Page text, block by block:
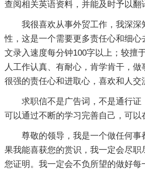
查阅相关英语资料，并能及时予以翻
我很喜欢从事外贸工作，我深深
性，这是一个需要更多责任心和细心
文录入速度每分钟100字以上；较擅
人工作认真、有耐心，肯学肯干，
很强的责任心和进取心，喜欢和人交
求职信不是广告词，不是通行证
可以通过不断的学习完善自己，可以
尊敬的领导，我是一个做任何事
果我能喜获您的赏识，我一定会尽职
您证明。我一定会不负所望的做好每